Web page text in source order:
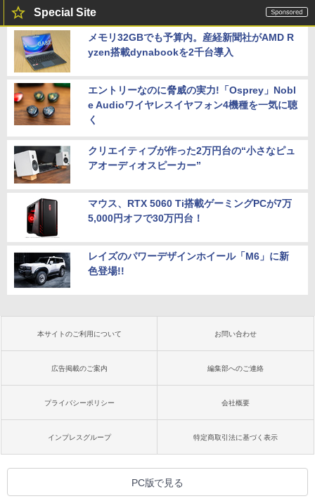
Special Site
メモリ32GBでも予算内。産経新聞社がAMD R
yzen搭載dynabookを2千台導入
エントリーなのに脅威の実力!「Osprey」Nobl
e Audioワイヤレスイヤフォン4機種を一気に聴
く
クリエイティブが作った2万円台の“小さなピュ
アオーディオスピーカー”
マウス、RTX 5060 Ti搭載ゲーミングPCが7万
5,000円オフで30万円台！
レイズのパワーデザインホイール「M6」に新
色登場!!
本サイトのご利用について お問い合わせ
広告掲載のご案内 編集部へのご連絡
プライバシーポリシー 会社概要
インプレスグループ 特定商取引法に基づく表示
PC版で見る